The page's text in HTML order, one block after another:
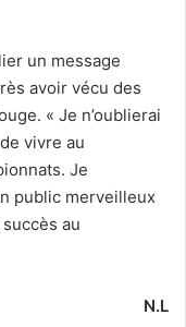
un message
avoir vécu des
« Je n’oublierai
vivre au
Je
public merveilleux
au
N.L